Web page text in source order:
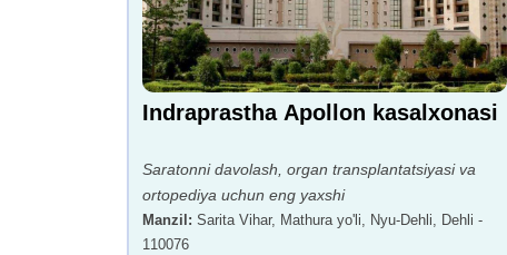
Indraprastha Apollon kasalxonasi
Saratonni davolash, organ transplantatsiyasi va
ortopediya uchun eng yaxshi
Manzil : Sarita Vihar, Mathura yo'li, Nyu-Dehli, Dehli -
110076